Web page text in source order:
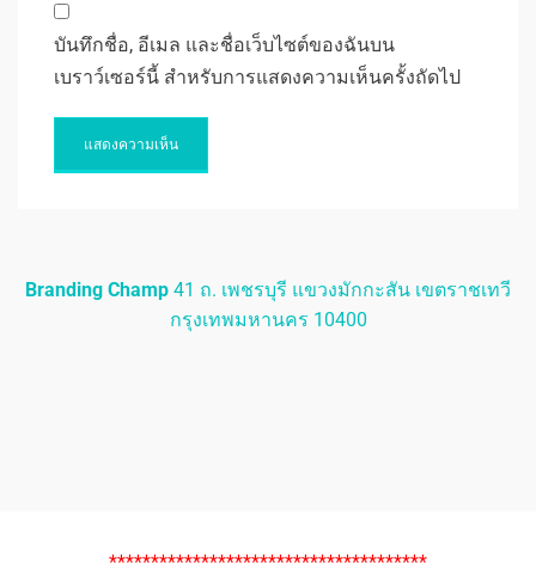
บันทึกชื่อ, อีเมล และชื่อเว็บไซต์ของฉันบน
เบราว์เซอร์นี้ สำหรับการแสดงความเห็นครั้งถัดไป
Branding Champ 41 ถ. เพชรบุรี แขวงมักกะสัน เขตราชเทวี
กรุงเทพมหานคร 10400
**************************************